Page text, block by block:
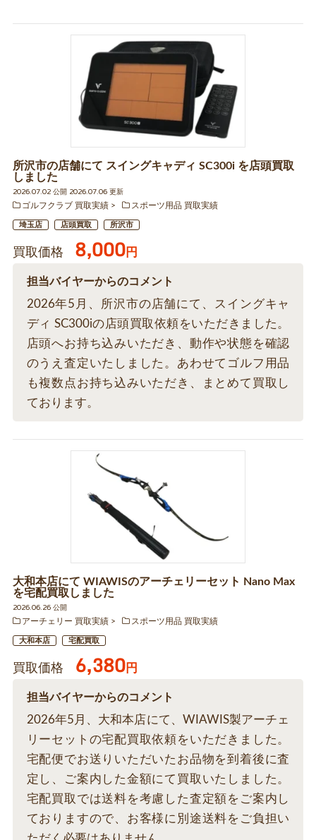
所沢市の店舗にて スイングキャディ SC300i を店頭買取
しました
2026.07.02 公開 2026.07.06 更新
ゴルフクラブ 買取実績
スポーツ用品 買取実績
埼玉店 店頭買取 所沢市
買取価格 8,000円
担当バイヤーからのコメント
2026年5月、所沢市の店舗にて、スイングキャ
ディ SC300iの店頭買取依頼をいただきました。
店頭へお持ち込みいただき、動作や状態を確認
のうえ査定いたしました。あわせてゴルフ用品
も複数点お持ち込みいただき、まとめて買取し
ております。
大和本店にて WIAWISのアーチェリーセット Nano Max
を宅配買取しました
2026.06.26 公開
アーチェリー 買取実績
スポーツ用品 買取実績
大和本店 宅配買取
買取価格 6,380円
担当バイヤーからのコメント
2026年5月、大和本店にて、WIAWIS製アーチェ
リーセットの宅配買取依頼をいただきました。
宅配便でお送りいただいたお品物を到着後に査
定し、ご案内した金額にて買取いたしました。
宅配買取では送料を考慮した査定額をご案内し
ておりますので、お客様に別途送料をご負担い